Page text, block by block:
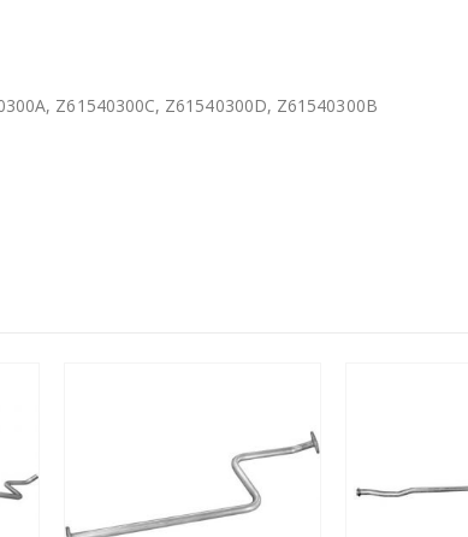
Z61540300C, Z61540300D, Z61540300B